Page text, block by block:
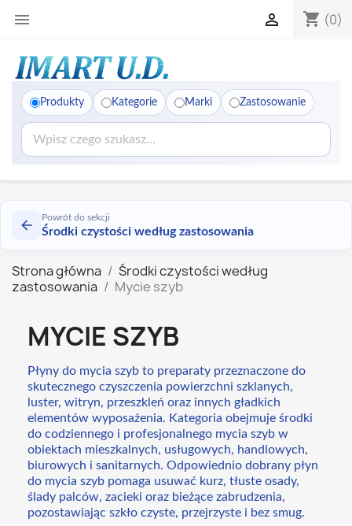
 shopping_cart (0)

Produkty Kategorie Marki Zastosowanie
Powrót do sekcji
Środki czystości według zastosowania
Strona główna
Środki czystości według
zastosowania
Mycie szyb
MYCIE SZYB
Płyny do mycia szyb to preparaty przeznaczone do
skutecznego czyszczenia powierzchni szklanych,
luster, witryn, przeszkleń oraz innych gładkich
elementów wyposażenia. Kategoria obejmuje środki
do codziennego i profesjonalnego mycia szyb w
obiektach mieszkalnych, usługowych, handlowych,
biurowych i sanitarnych. Odpowiednio dobrany płyn
do mycia szyb pomaga usuwać kurz, tłuste osady,
ślady palców, zacieki oraz bieżące zabrudzenia,
pozostawiając szkło czyste, przejrzyste i bez smug.